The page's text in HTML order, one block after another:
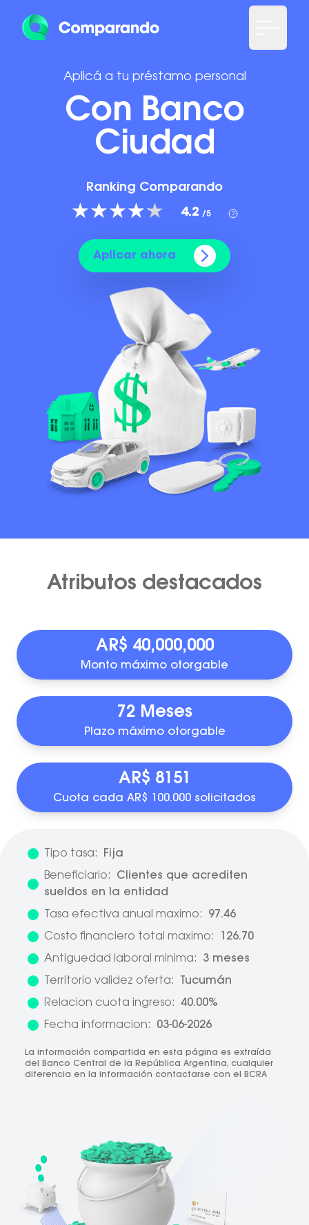
Aplicá a tu préstamo personal
Con Banco
Ciudad
Ranking Comparando
4.2 /5
Aplicar ahora
Atributos destacados
AR$ 40,000,000
Monto máximo otorgable
72 Meses
Plazo máximo otorgable
AR$ 8151
Cuota cada AR$ 100.000 solicitados
Tipo tasa:
Fija
Beneficiario:
Clientes que acrediten
sueldos en la entidad
Tasa efectiva anual maximo:
97.46
Costo financiero total maximo:
126.70
Antiguedad laboral minima:
3 meses
Territorio validez oferta:
Tucumán
Relacion cuota ingreso:
40.00%
Fecha informacion:
03-06-2026
La información compartida en esta página es extraída
del Banco Central de la República Argentina, cualquier
diferencia en la información contactarse con el BCRA